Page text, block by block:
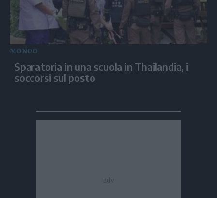
MONDO
Sparatoria in una scuola in Thailandia, i
soccorsi sul posto